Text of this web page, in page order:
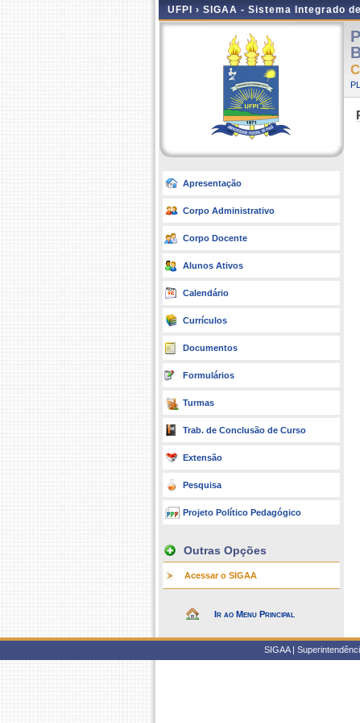
UFPI › SIGAA - Sistema Integrado
Apresentação
Corpo Administrativo
Corpo Docente
Alunos Ativos
Calendário
Currículos
Documentos
Formulários
Turmas
Trab. de Conclusão de Curso
Extensão
Pesquisa
Projeto Político Pedagógico
Outras Opções
Acessar o SIGAA
Ir ao Menu Principal
SIGAA |